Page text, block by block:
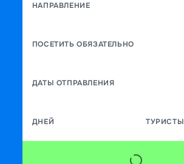
НАПРАВЛЕНИЕ
ПОСЕТИТЬ ОБЯЗАТЕЛЬНО
ДАТЫ ОТПРАВЛЕНИЯ
ДНЕЙ ТУРИСТЫ